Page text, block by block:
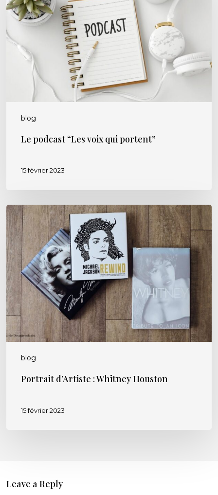
blog
voix
qui
portent”
Le podcast “Les voix qui portent”
15 février 2023
blog
Portrait
d’Artiste
Whitney
Houston
Portrait d’Artiste : Whitney Houston
15 février 2023
Leave a Reply